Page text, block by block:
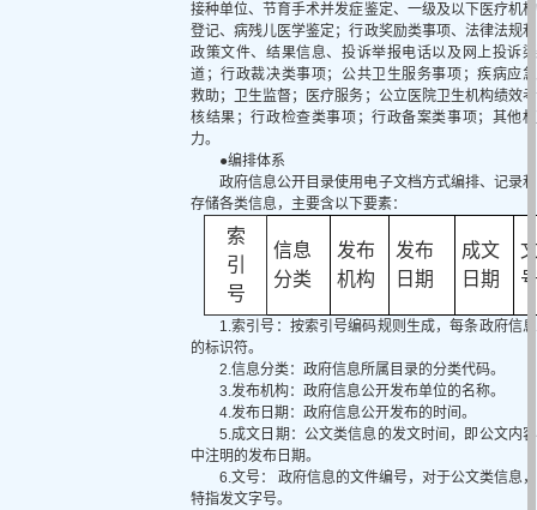
接种单位、节育手术并发症鉴定、一级及以下医疗机构
登记、病残儿医学鉴定；行政奖励类事项、法律法规和
政策文件、结果信息、投诉举报电话以及网上投诉渠
道；行政裁决类事项；公共卫生服务事项；疾病应急
救助；卫生监督；医疗服务；公立医院卫生机构绩效考
核结果；行政检查类事项；行政备案类事项；其他权
力。
●编排体系
政府信息公开目录使用电子文档方式编排、记录和
存储各类信息，主要含以下要素：
索
引
号
信息
分类
发布
机构
发布
日期
成文
日期
1.索引号：按索引号编码规则生成，每条政府信息
的标识符。
2.信息分类：政府信息所属目录的分类代码。
3.发布机构：政府信息公开发布单位的名称。
4.发布日期：政府信息公开发布的时间。
5.成文日期：公文类信息的发文时间，即公文内容
中注明的发布日期。
6.文号： 政府信息的文件编号，对于公文类信息，
特指发文字号。